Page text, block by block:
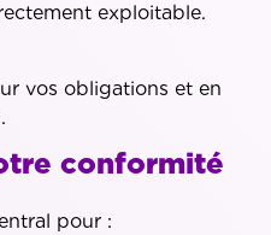
exploitable.
vos obligations et en
conformité
pour :